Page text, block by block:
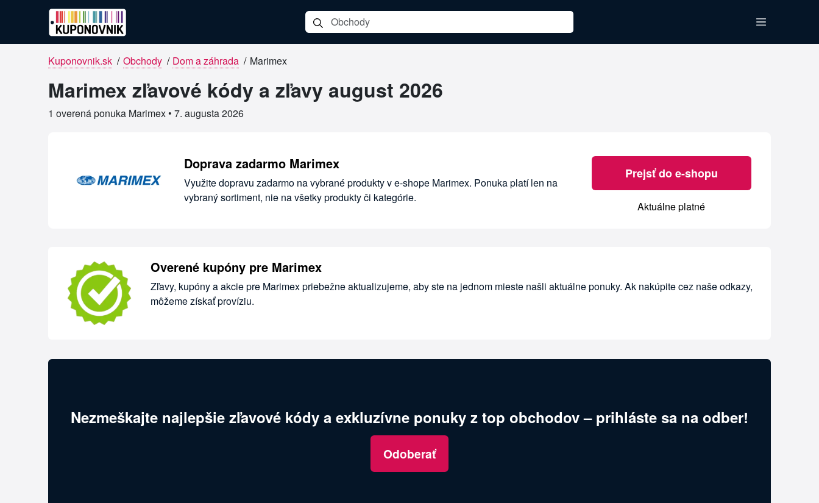
Kuponovnik.sk / Obchody / Dom a záhrada / Marimex
Marimex zľavové kódy a zľavy august 2026
1 overená ponuka Marimex • 7. augusta 2026
Overené kupóny pre Marimex
Doprava zadarmo Marimex
Využite dopravu zadarmo na vybrané produkty v e-shope Marimex. Ponuka platí len na
vybraný sortiment, nie na všetky produkty či kategórie.
Prejsť do e-shopu
Aktuálne platné
Overené kupóny pre Marimex
Zľavy, kupóny a akcie pre Marimex priebežne aktualizujeme, aby ste na jednom mieste našli aktuálne ponuky. Ak nakúpite cez naše odkazy,
môžeme získať províziu.
Nezmeškajte najlepšie zľavové kódy a exkluzívne ponuky z top obchodov – prihláste sa na odber!
Odoberať